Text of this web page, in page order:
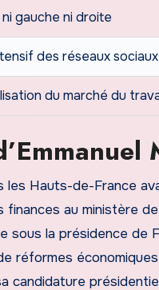
gauche ni droite
des réseaux sociaux
du marché du
les Hauts-de-France
au ministère de
sous la présidence de
réformes
candidature